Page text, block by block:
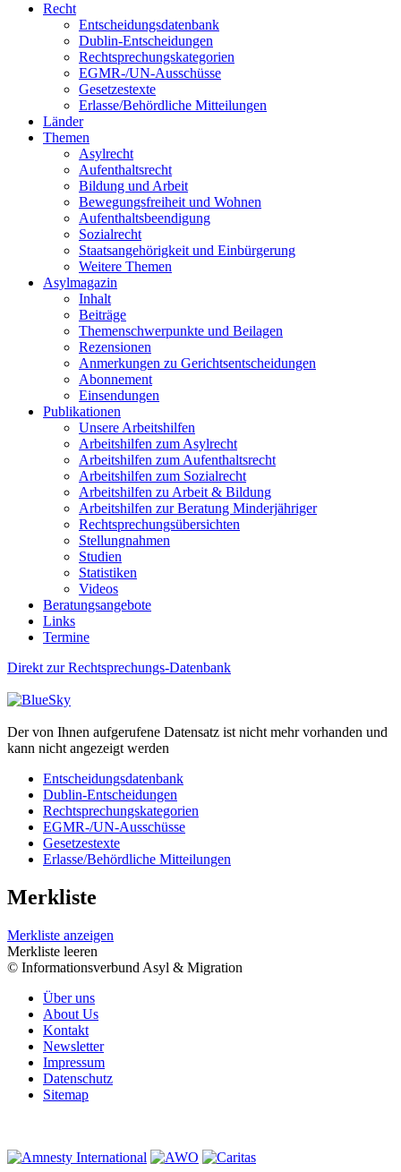
Recht
Entscheidungsdatenbank
Dublin-Entscheidungen
Rechtsprechungskategorien
EGMR-/UN-Ausschüsse
Gesetzestexte
Erlasse/Behördliche Mitteilungen
Länder
Themen
Asylrecht
Aufenthaltsrecht
Bildung und Arbeit
Bewegungsfreiheit und Wohnen
Aufenthaltsbeendigung
Sozialrecht
Staatsangehörigkeit und Einbürgerung
Weitere Themen
Asylmagazin
Inhalt
Beiträge
Themenschwerpunkte und Beilagen
Rezensionen
Anmerkungen zu Gerichtsentscheidungen
Abonnement
Einsendungen
Publikationen
Unsere Arbeitshilfen
Arbeitshilfen zum Asylrecht
Arbeitshilfen zum Aufenthaltsrecht
Arbeitshilfen zum Sozialrecht
Arbeitshilfen zu Arbeit & Bildung
Arbeitshilfen zur Beratung Minderjähriger
Rechtsprechungsübersichten
Stellungnahmen
Studien
Statistiken
Videos
Beratungsangebote
Links
Termine
Direkt zur Rechtsprechungs-Datenbank
Der von Ihnen aufgerufene Datensatz ist nicht mehr vorhanden und
kann nicht angezeigt werden
Entscheidungsdatenbank
Dublin-Entscheidungen
Rechtsprechungskategorien
EGMR-/UN-Ausschüsse
Gesetzestexte
Erlasse/Behördliche Mitteilungen
Merkliste
Merkliste anzeigen
Merkliste leeren
© Informationsverbund Asyl & Migration
Über uns
About Us
Kontakt
Newsletter
Impressum
Datenschutz
Sitemap